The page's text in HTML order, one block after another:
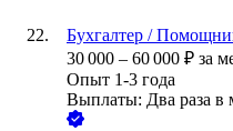
Бухгалтер /
30 000 – 60 000 ₽ за
Опыт 1-3 года
Выплаты: Два раза в